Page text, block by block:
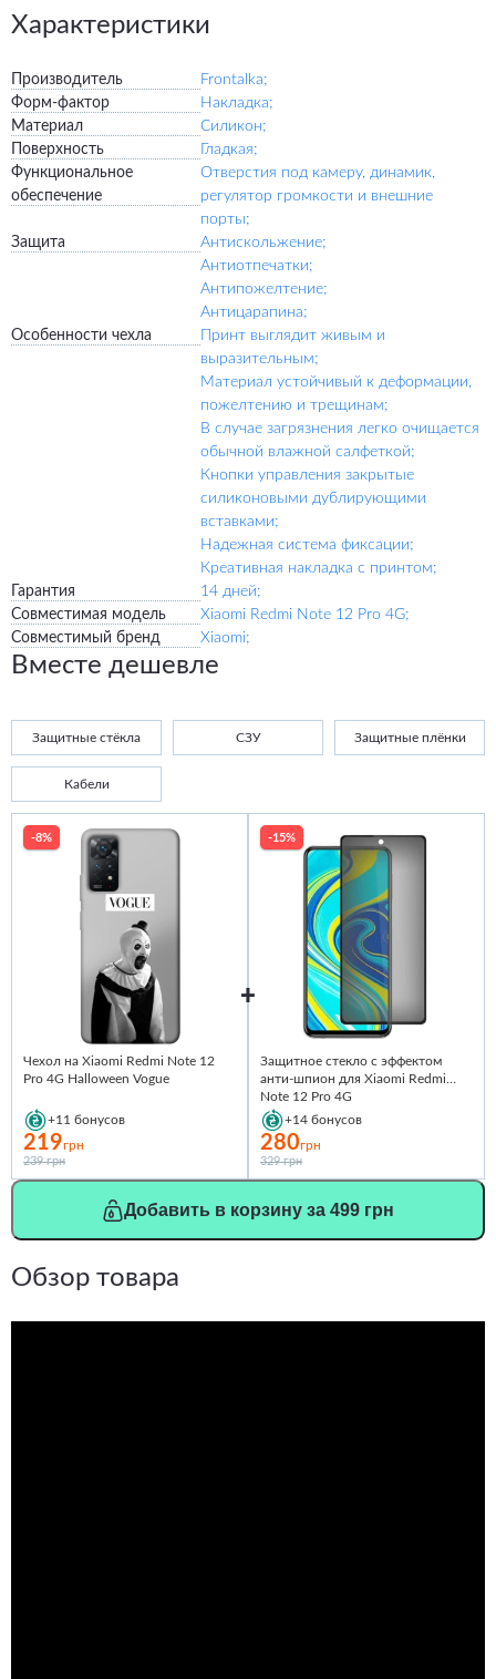
Характеристики
Производитель
Frontalka;
Форм-фактор
Накладка;
Материал
Силикон;
Поверхность
Гладкая;
Функциональное
обеспечение
Отверстия под камеру, динамик,
регулятор громкости и внешние
порты;
Защита
Антискольжение;
Антиотпечатки;
Антипожелтение;
Антицарапина;
Особенности чехла
Принт выглядит живым и
выразительным;
Материал устойчивый к деформации,
пожелтению и трещинам;
В случае загрязнения легко очищается
обычной влажной салфеткой;
Кнопки управления закрытые
силиконовыми дублирующими
вставками;
Надежная система фиксации;
Креативная накладка с принтом;
Гарантия
14 дней;
Совместимая модель
Xiaomi Redmi Note 12 Pro 4G;
Совместимый бренд
Xiaomi;
Вместе дешевле
Защитные стёкла СЗУ Защитные плёнки
Кабели
-8%
Чехол на Xiaomi Redmi Note 12
Pro 4G Halloween Vogue
+11 бонусов
219грн
239 грн
-15%
Защитное стекло с эффектом
анти-шпион для Xiaomi Redmi
Note 12 Pro 4G
+14 бонусов
280грн
329 грн
Добавить в корзину за 499 грн
Обзор товара